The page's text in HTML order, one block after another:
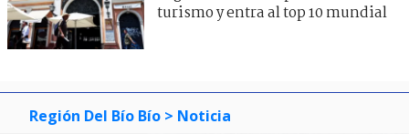
turismo y entra al top 10 mundial
Región Del Bío Bío > Noticia